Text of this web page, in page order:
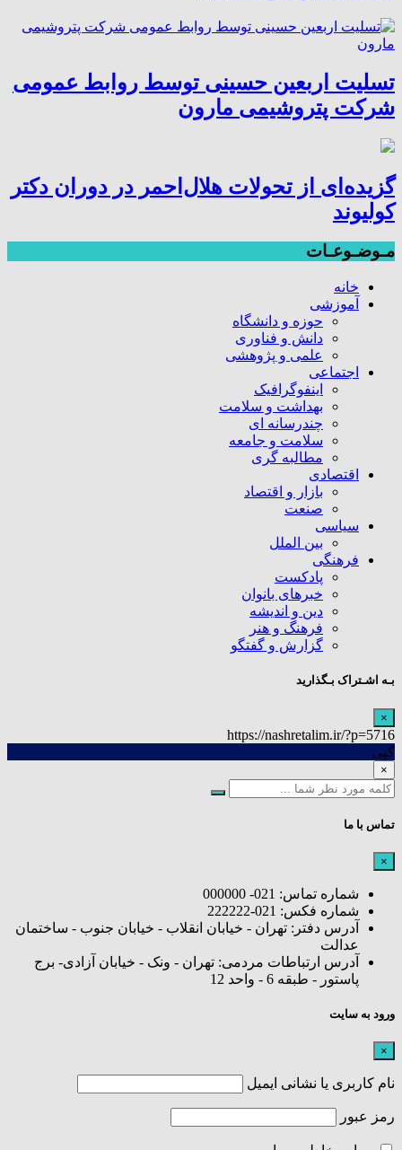
تسلیت اربعین حسینی توسط روابط عمومی
شرکت پتروشیمی مارون
گزیده‌ای از تحولات هلال‌احمر در دوران دکتر
کولیوند
مـوضـوعـات
خانه
آموزشی
حوزه و دانشگاه
دانش و فناوری
علمی و پژوهشی
اجتماعی
اینفوگرافیک
بهداشت و سلامت
چندرسانه ای
سلامت و جامعه
مطالبه گری
اقتصادی
بازار و اقتصاد
صنعت
سیاسی
بین الملل
فرهنگی
پادکست
خبرهای بانوان
دین و اندیشه
فرهنگ و هنر
گزارش و گفتگو
بـه اشـتراک بـگذارید
×
https://nashretalim.ir/?p=5716
کپی
×
تماس با ما
×
شماره تماس: 021- 000000
شماره فکس: 021-222222
آدرس دفتر: تهران - خیابان انقلاب - خیابان جنوب - ساختمان
عدالت
آدرس ارتباطات مردمی: تهران - ونک - خیابان آزادی- برج
پاستور - طبقه 6 - واحد 12
ورود به سایت
×
نام کاربری یا نشانی ایمیل
رمز عبور